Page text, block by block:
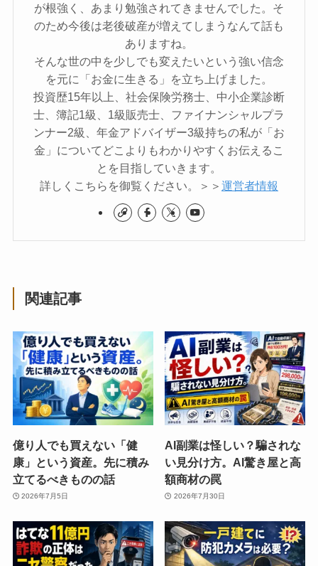
が根強く、あまり勉強されてきませんでした。そ
のため今後は老後破産が増えてしまうなんて話も
ありますね。
そんな世の中を少しでも変えたいという強い信念
を元に「お金に生きる」を立ち上げました。
投資歴15年以上、社会保険労務士、中小企業診断
士、簿記1級、1級販売士、ファイナンシャルプラ
ンナー2級、年金アドバイザー3級持ちの私が「お
金」についてどこよりもわかりやすくお伝えるこ
とを目指していきます。
詳しくこちらを御覧ください。＞＞ 運営者情報
関連記事
億り人でも買えない「健
康」という資産。先に積み
立てるべきものの話
2026年7月5日
AI副業は怪しい？騙されな
い見分け方。AI驚き屋と高
額商材の罠
2026年7月30日